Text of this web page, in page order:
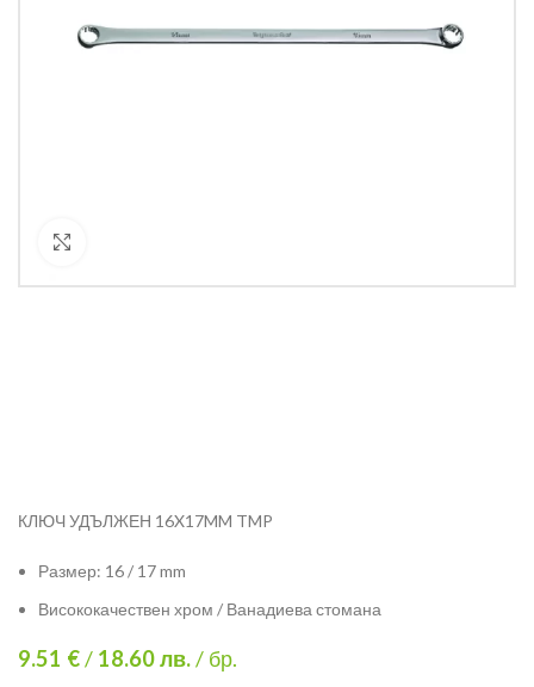
КЛЮЧ УДЪЛЖЕН 16X17MM TMP
Размер: 16 / 17 mm
Висококачествен хром / Ванадиева стомана
9.51 €/ 18.60лв./ бр.